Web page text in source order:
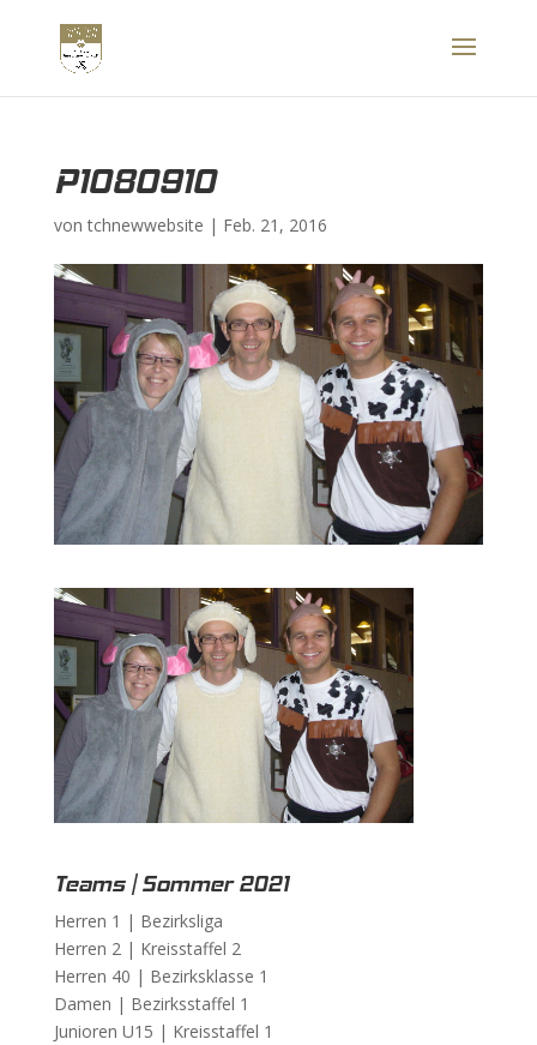
P1080910
vontchnewwebsite | Feb. 21, 2016
Teams | Sommer 2021
Herren 1 | Bezirksliga
Herren 2 | Kreisstaffel 2
Herren 40 | Bezirksklasse 1
Damen | Bezirksstaffel 1
Junioren U15 | Kreisstaffel 1